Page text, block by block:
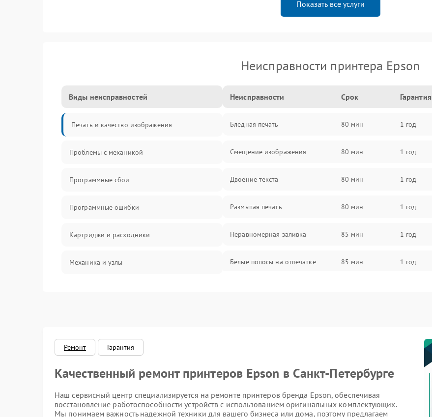
Показать все услуги
Неисправности принтера Epson
Виды неисправностей
Печать и качество изображения
Проблемы с механикой
Программные сбои
Программные ошибки
Картриджи и расходники
Механика и узлы
Режим работы
Питание и запуск
Изображение
Неисправности Срок Гарантия
Бледная печать 80 мин 1 год
Смещение изображения 80 мин 1 год
Двоение текста 80 мин 1 год
Размытая печать 80 мин 1 год
Неравномерная заливка 85 мин 1 год
Белые полосы на отпечатке 85 мин 1 год
Ремонт Гарантия
Качественный ремонт принтеров Epson в Санкт-Петербурге
Наш сервисный центр специализируется на ремонте принтеров бренда Epson, обеспечивая
восстановление работоспособности устройств с использованием оригинальных комплектующих.
Мы понимаем важность надежной техники для вашего бизнеса или дома, поэтому предлагаем